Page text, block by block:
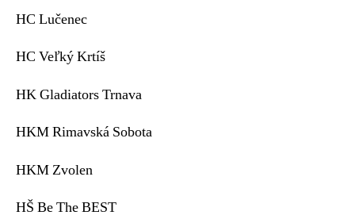
HC Lučenec
HC Veľký Krtíš
HK Gladiators Trnava
HKM Rimavská Sobota
HKM Zvolen
HŠ Be The BEST